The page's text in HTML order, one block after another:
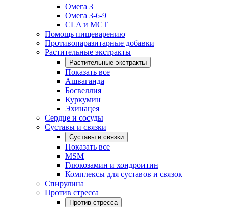
Омега 3
Омега 3-6-9
CLA и MCT
Помощь пищеварению
Противопаразитарные добавки
Растительные экстракты
Растительные экстракты
Показать все
Ашваганда
Босвеллия
Куркумин
Эхинацея
Сердце и сосуды
Суставы и связки
Суставы и связки
Показать все
MSM
Глюкозамин и хондроитин
Комплексы для суставов и связок
Спирулина
Против стресса
Против стресса